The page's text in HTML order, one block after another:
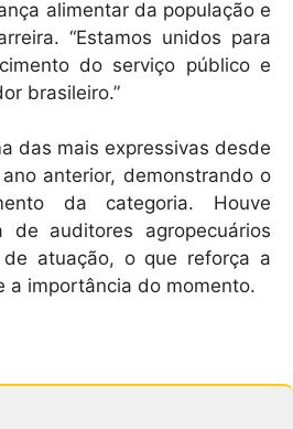
alimentar da população e
“Estamos unidos para
do serviço público e
brasileiro.”
das mais expressivas desde
anterior, demonstrando o
da categoria. Houve
de auditores agropecuários
atuação, o que reforça a
a importância do momento.